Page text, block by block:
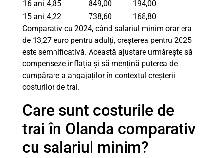
16 ani 4,85 849,00
194,00
15 ani 4,22 738,60
168,80
Comparativ cu 2024, când salariul minim orar era
de 13,27 euro pentru adulți, creșterea pentru 2025
este semnificativă. Această ajustare urmărește să
compenseze inflația și să mențină puterea de
cumpărare a angajaților în contextul creșterii
costurilor de trai.
Care sunt costurile de
trai în Olanda comparativ
cu salariul minim?